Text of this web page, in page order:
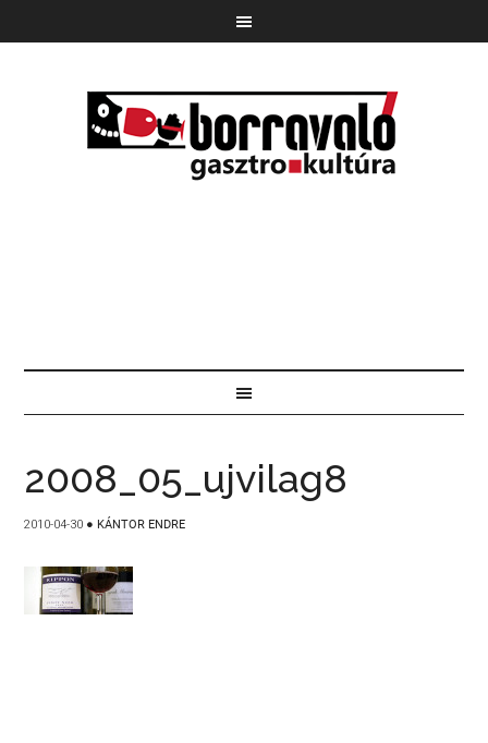
2008_05_ujvilag8
2010-04-30 ● KÁNTOR ENDRE